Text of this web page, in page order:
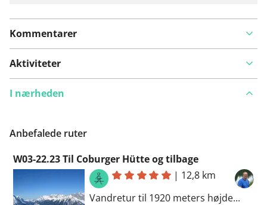
Kommentarer
Aktiviteter
I nærheden
Anbefalede ruter
W03-22.23 Til Coburger Hütte og tilbage
| 12,8 km
Vandretur til 1920 meters højde...